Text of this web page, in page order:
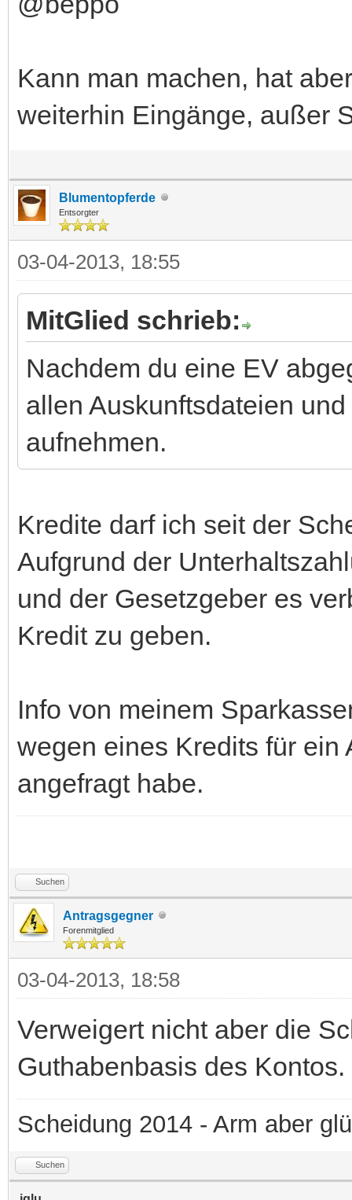
Kann man machen, hat
weiterhin Eingänge, außer
Blumentopferde
Entsorgter
03-04-2013, 18:55
MitGlied schrieb:
Nachdem du eine EV
allen Auskunftsdateien
aufnehmen.
Kredite darf ich seit der
Aufgrund der
und der Gesetzgeber es
Kredit zu geben.
Info von meinem
wegen eines Kredits für ein
angefragt habe.
Suchen
Antragsgegner
Forenmitglied
03-04-2013, 18:58
Verweigert nicht aber die
Guthabenbasis des Kontos.
Scheidung 2014 - Arm aber
Suchen